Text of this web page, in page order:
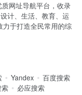
网址导航平台，收录
计、生活、教育、运
于打造全民常用的综
Yandex
百度搜索
必应搜索